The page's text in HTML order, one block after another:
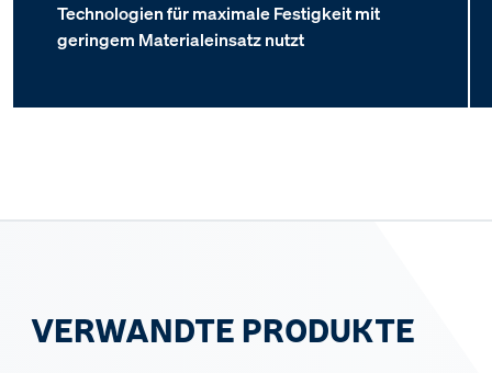
Technologien für maximale Festigkeit mit
geringem Materialeinsatz nutzt
VERWANDTE PRODUKTE